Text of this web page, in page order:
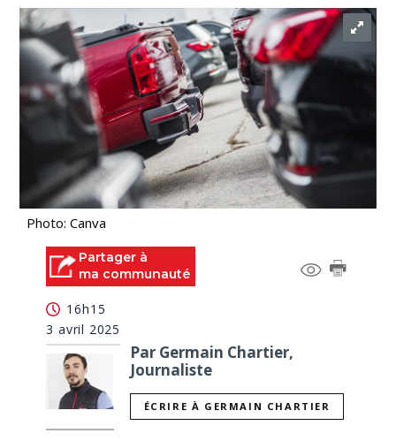
Photo: Canva
Partager à
ma communauté
16h15
3 avril 2025
Par Germain Chartier,
Journaliste
ÉCRIRE À GERMAIN CHARTIER